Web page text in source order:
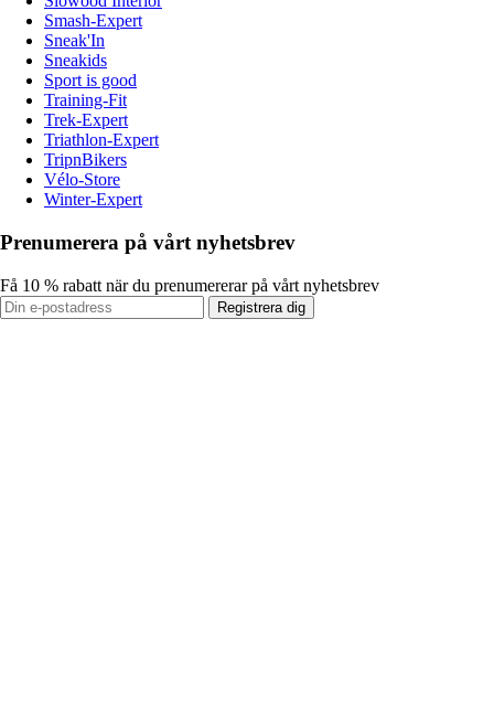
Smash-Expert
Sneak'In
Sneakids
Sport is good
Training-Fit
Trek-Expert
Triathlon-Expert
TripnBikers
Vélo-Store
Winter-Expert
Prenumerera på vårt nyhetsbrev
Få 10 % rabatt när du prenumererar på vårt nyhetsbrev
Registrera dig